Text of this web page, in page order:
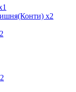
x2